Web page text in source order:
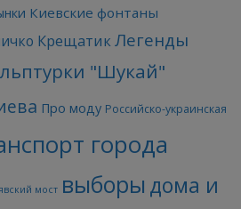
Киевские фонтаны
КрещатикЛегенды
"Шукай"
Про моду Российско-украинская
города
мост выборы дома и